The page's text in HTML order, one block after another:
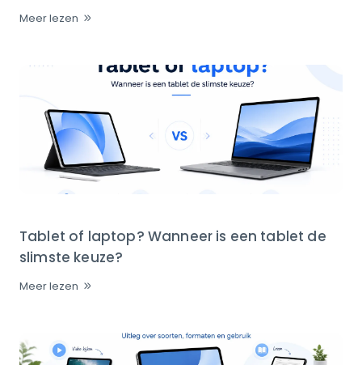
Meer lezen
Tablet of laptop? Wanneer is een tablet de
slimste keuze?
Meer lezen